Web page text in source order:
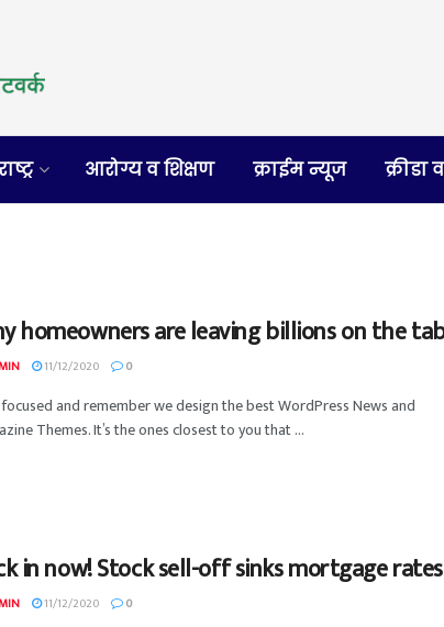
आरोग्य व शिक्षण क्राईम न्यूज
homeowners are leaving billions on the
11/12/2020 0
and remember we design the best WordPress News and
Themes. It’s the ones closest to you that ...
in now! Stock sell-off sinks mortgage rates
11/12/2020 0